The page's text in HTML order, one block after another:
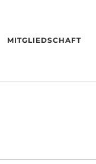
MITGLIEDSCHAFT